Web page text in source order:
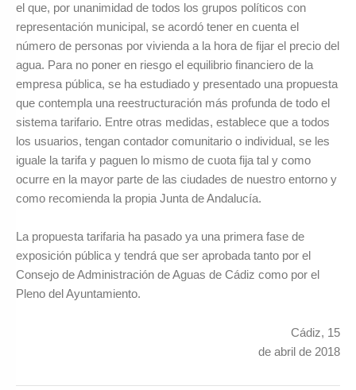
el que, por unanimidad de todos los grupos políticos con
representación municipal, se acordó tener en cuenta el
número de personas por vivienda a la hora de fijar el precio del
agua. Para no poner en riesgo el equilibrio financiero de la
empresa pública, se ha estudiado y presentado una propuesta
que contempla una reestructuración más profunda de todo el
sistema tarifario. Entre otras medidas, establece que a todos
los usuarios, tengan contador comunitario o individual, se les
iguale la tarifa y paguen lo mismo de cuota fija tal y como
ocurre en la mayor parte de las ciudades de nuestro entorno y
como recomienda la propia Junta de Andalucía.
La propuesta tarifaria ha pasado ya una primera fase de
exposición pública y tendrá que ser aprobada tanto por el
Consejo de Administración de Aguas de Cádiz como por el
Pleno del Ayuntamiento.
Cádiz, 15
de abril de 2018